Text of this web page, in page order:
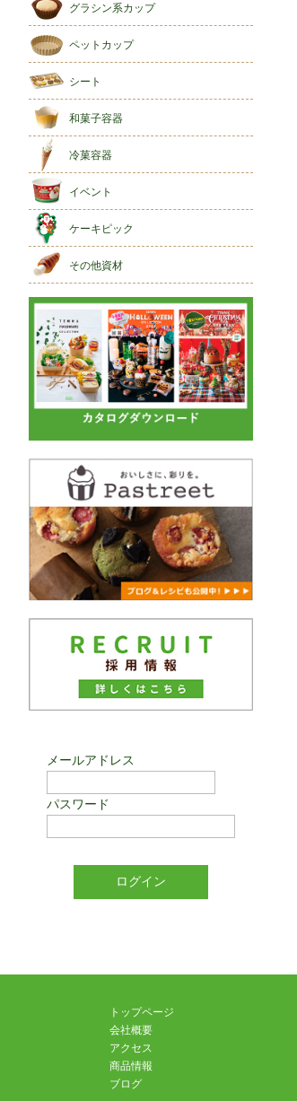
グラシン系カップ
ペットカップ
シート
和菓子容器
冷菓容器
イベント
ケーキピック
その他資材
メールアドレス
パスワード
トップページ
会社概要
アクセス
商品情報
ブログ